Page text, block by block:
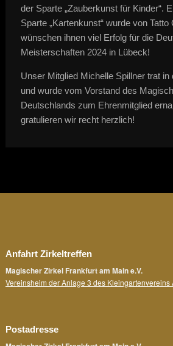
der Sparte „Zauberkunst für Kinder“.
Sparte „Kartenkunst“ wurde von Tatto
wünschen ihnen viel Erfolg für die
Meisterschaften 2024 in Lübeck!
Unser Mitglied Michelle Spillner trat in
und wurde vom Vorstand des
Deutschlands zum Ehrenmitglied
gratulieren wir recht herzlich!
Anfahrt Zirkeltreffen
Magischer Zirkel Frankfurt am Main e.V.
Vereinsheim der Anlage 3 des Kleingartenvereins
Postadresse